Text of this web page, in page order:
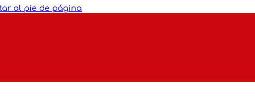
al pie de página